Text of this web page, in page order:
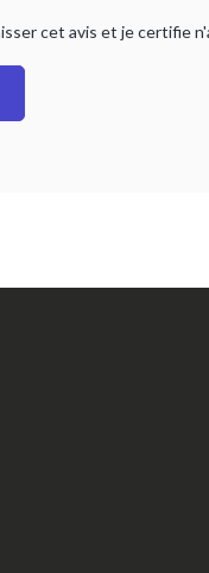
cet avis et je certifie